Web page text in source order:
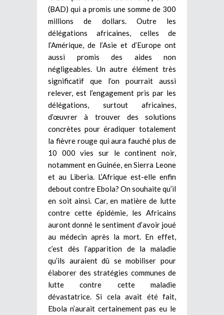
(BAD) qui a promis une somme de 300
millions de dollars. Outre les
délégations africaines, celles de
l’Amérique, de l’Asie et d’Europe ont
aussi promis des aides non
négligeables. Un autre élément très
significatif que l’on pourrait aussi
relever, est l’engagement pris par les
délégations, surtout africaines,
d’œuvrer à trouver des solutions
concrètes pour éradiquer totalement
la fièvre rouge qui aura fauché plus de
10 000 vies sur le continent noir,
notamment en Guinée, en Sierra Leone
et au Liberia. L’Afrique est-elle enfin
debout contre Ebola? On souhaite qu’il
en soit ainsi. Car, en matière de lutte
contre cette épidémie, les Africains
auront donné le sentiment d’avoir joué
au médecin après la mort. En effet,
c’est dès l’apparition de la maladie
qu’ils auraient dû se mobiliser pour
élaborer des stratégies communes de
lutte contre cette maladie
dévastatrice. Si cela avait été fait,
Ebola n’aurait certainement pas eu le